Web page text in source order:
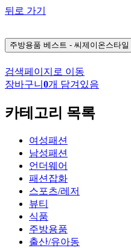
뒤로 가기
주방용품 베스트 - 씨제이온스타일
검색페이지로 이동
장바구니 0개 담겨있음
카테고리 목록
여성패션
남성패션
언더웨어
패션잡화
스포츠/레저
뷰티
식품
주방용품
출산/유아동